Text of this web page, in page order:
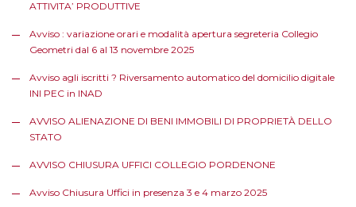
ATTIVITA’ PRODUTTIVE
Avviso : variazione orari e modalità apertura segreteria Collegio
Geometri dal 6 al 13 novembre 2025
Avviso agli iscritti ? Riversamento automatico del domicilio digitale
INI PEC in INAD
AVVISO ALIENAZIONE DI BENI IMMOBILI DI PROPRIETÀ DELLO
STATO
AVVISO CHIUSURA UFFICI COLLEGIO PORDENONE
Avviso Chiusura Uffici in presenza 3 e 4 marzo 2025